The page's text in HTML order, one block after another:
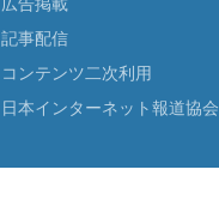
記事配信
コンテンツ二次利用
日本インターネット報道協会